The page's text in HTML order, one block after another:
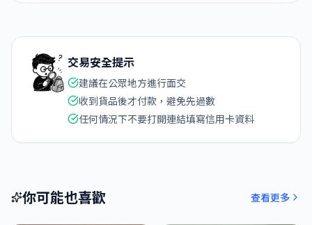
交易安全提示
建議在公眾地方進行面交
收到貨品後才付款，避免先過數
任何情況下不要打開連結填寫信用卡資料
你可能也喜歡 查看更多